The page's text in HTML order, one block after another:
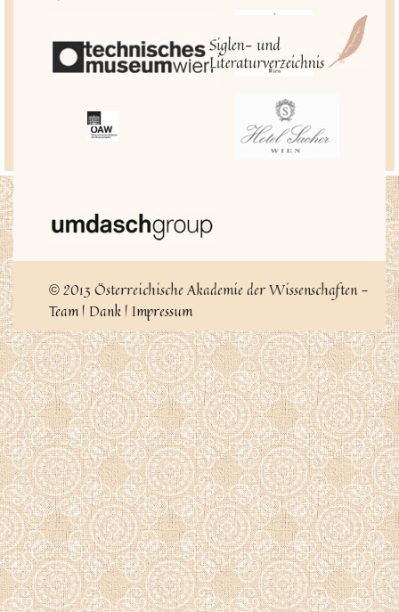
© 2013 Österreichische Akademie der Wissenschaften -
Team| Dank | Impressum